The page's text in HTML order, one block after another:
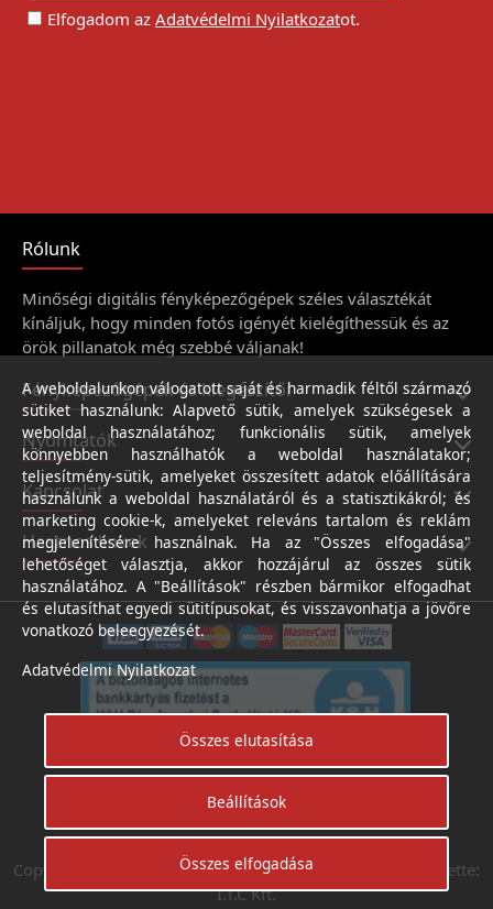
Elfogadom az Adatvédelmi Nyilatkozatot.
Rólunk
Minőségi digitális fényképezőgépek széles választékát
kínáljuk, hogy minden fotós igényét kielégíthessük és az
örök pillanatok még szebbé váljanak!
Fényképezőgépek és kiegészítői
Nyomtatók
Kapcsolat
Hasznos linkek
Árukereső.hu
Copyright © Digifotoshop - Axico-Digital Kft. 2024. Készítette:
I.T.C Kft.
A weboldalunkon válogatott saját és harmadik féltől származó
sütiket használunk: Alapvető sütik, amelyek szükségesek a
weboldal használatához; funkcionális sütik, amelyek
könnyebben használhatók a weboldal használatakor;
teljesítmény-sütik, amelyeket összesített adatok előállítására
használunk a weboldal használatáról és a statisztikákról; és
marketing cookie-k, amelyeket releváns tartalom és reklám
megjelenítésére használnak. Ha az "Összes elfogadása"
lehetőséget választja, akkor hozzájárul az összes sütik
használatához. A "Beállítások" részben bármikor elfogadhat
és elutasíthat egyedi sütitípusokat, és visszavonhatja a jövőre
vonatkozó beleegyezését.
Adatvédelmi Nyilatkozat
Összes elutasítása
Beállítások
Összes elfogadása